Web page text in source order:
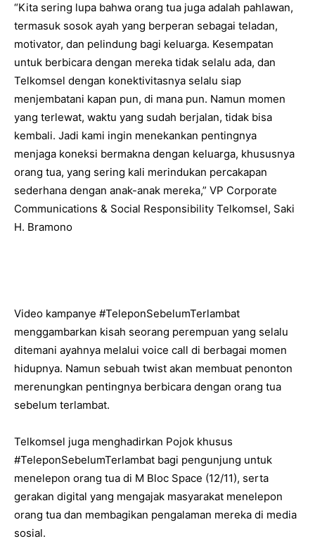
“Kita sering lupa bahwa orang tua juga adalah pahlawan,
termasuk sosok ayah yang berperan sebagai teladan,
motivator, dan pelindung bagi keluarga. Kesempatan
untuk berbicara dengan mereka tidak selalu ada, dan
Telkomsel dengan konektivitasnya selalu siap
menjembatani kapan pun, di mana pun. Namun momen
yang terlewat, waktu yang sudah berjalan, tidak bisa
kembali. Jadi kami ingin menekankan pentingnya
menjaga koneksi bermakna dengan keluarga, khususnya
orang tua, yang sering kali merindukan percakapan
sederhana dengan anak-anak mereka,” VP Corporate
Communications & Social Responsibility Telkomsel, Saki
H. Bramono
Video kampanye #TeleponSebelumTerlambat
menggambarkan kisah seorang perempuan yang selalu
ditemani ayahnya melalui voice call di berbagai momen
hidupnya. Namun sebuah twist akan membuat penonton
merenungkan pentingnya berbicara dengan orang tua
sebelum terlambat.
Telkomsel juga menghadirkan Pojok khusus
#TeleponSebelumTerlambat bagi pengunjung untuk
menelepon orang tua di M Bloc Space (12/11), serta
gerakan digital yang mengajak masyarakat menelepon
orang tua dan membagikan pengalaman mereka di media
sosial.